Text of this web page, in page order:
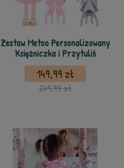
Zestaw Metoo Personalizowany
Księżniczka i Przytuliś
149,99 zł
249,99 zł